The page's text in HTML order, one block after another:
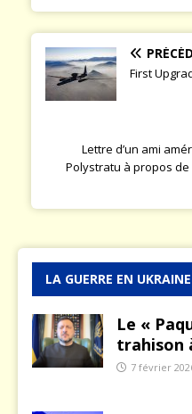
First
Lettre d’un ami
Polystratu à propos de
LA GUERRE EN UKRAINE
Le «
trahison
7 février